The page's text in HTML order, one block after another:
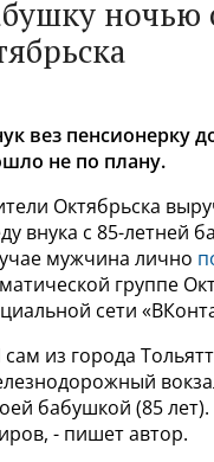
ночью
вез пенсионерку
не по плану.
Октябрьска
внука с 85-летней
мужчина лично
группе
сети
сам из города
бабушкой (85
- пишет автор.